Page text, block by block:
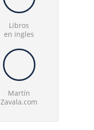
Libros
en ingles
Martín
Zavala.com